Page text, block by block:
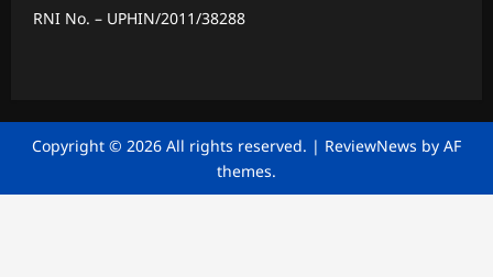
RNI No. – UPHIN/2011/38288
Copyright © 2026 All rights reserved. | ReviewNews by AF
themes.